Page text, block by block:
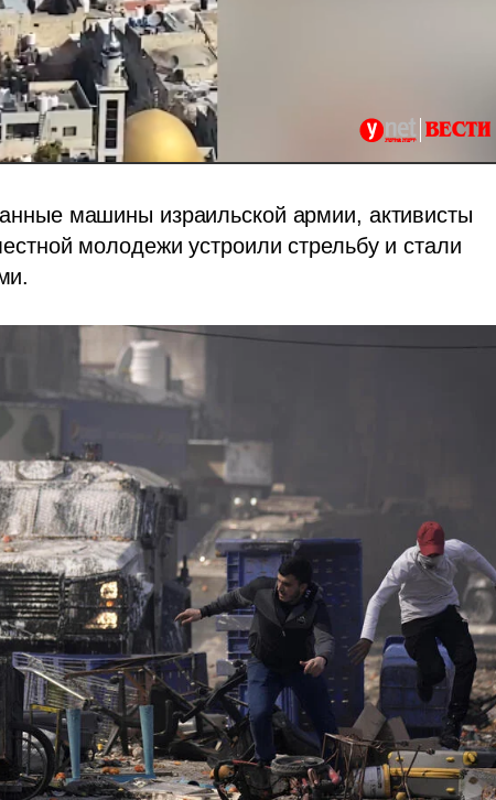
машины израильской армии, активисты
молодежи устроили стрельбу и стали